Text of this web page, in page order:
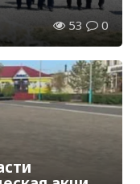
станция
53 0